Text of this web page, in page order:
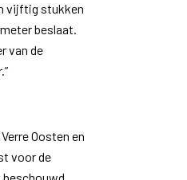
vijftig stukken
beslaat.
van de
Oosten en
voor de